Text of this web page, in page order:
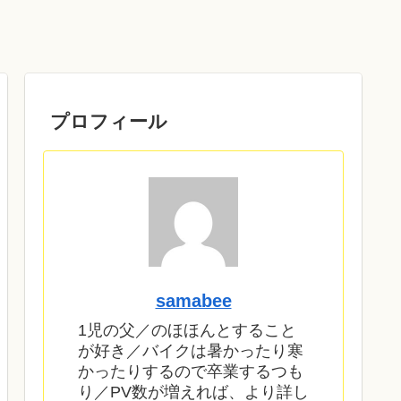
プロフィール
samabee
1児の父／のほほんとすること
が好き／バイクは暑かったり寒
かったりするので卒業するつも
り／PV数が増えれば、より詳し